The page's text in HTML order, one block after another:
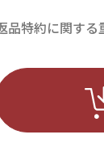
品特約に関する